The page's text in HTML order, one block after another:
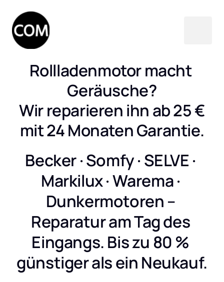
Rollladenmotor macht
Geräusche?
Wir reparieren ihn ab 25 €
mit 24 Monaten Garantie.
Becker · Somfy · SELVE ·
Markilux · Warema ·
Dunkermotoren –
Reparatur am Tag des
Eingangs. Bis zu 80 %
günstiger als ein Neukauf.